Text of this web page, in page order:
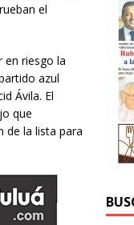
el
en riesgo la
azul
Ávila. El
que
de la lista para